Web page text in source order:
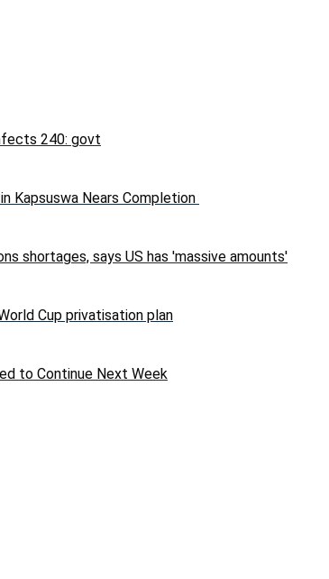
240: govt
Kapsuswa Nears Completion
shortages, says US has 'massive amounts'
Cup privatisation plan
to Continue Next Week